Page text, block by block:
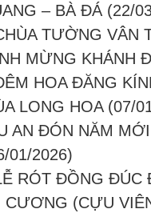
– BÀ ĐÁ (22/
TƯỜNG VÂN
MỪNG KHÁNH
HOA ĐĂNG
LONG HOA (07/
AN ĐÓN NĂM
01/2026)
RÓT ĐỒNG ĐÚC
CƯƠNG (CỰU